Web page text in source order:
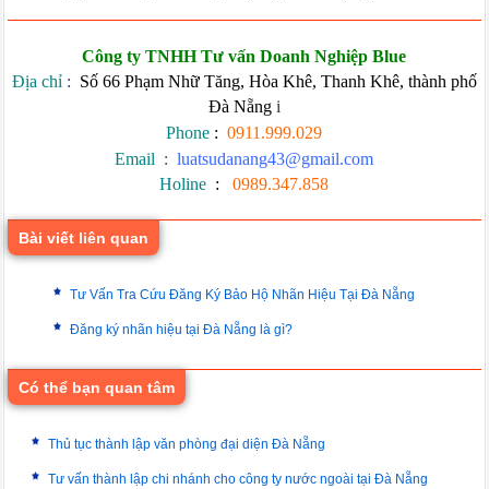
Công ty TNHH Tư vấn Doanh Nghiệp Blue
Địa chỉ: Số 66 Phạm Nhữ Tăng, Hòa Khê, Thanh Khê, thành phố
Đà Nẵng i
Phone : 0911.999.029
Email : luatsudanang43@gmail.com
Holine : 0989.347.858
Bài viết liên quan
Tư Vấn Tra Cứu Đăng Ký Bảo Hộ Nhãn Hiệu Tại Đà Nẵng
Đăng ký nhãn hiệu tại Đà Nẵng là gì?
Có thể bạn quan tâm
Thủ tục thành lập văn phòng đại diện Đà Nẵng
Tư vấn thành lập chi nhánh cho công ty nước ngoài tại Đà Nẵng